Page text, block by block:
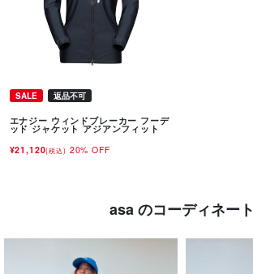
SALE 返品不可
エナジー ウィンドブレーカー フーデ
ッド ジャケット アジアンフィット
¥21,120(税込) 20% OFF
asa のコーディネート